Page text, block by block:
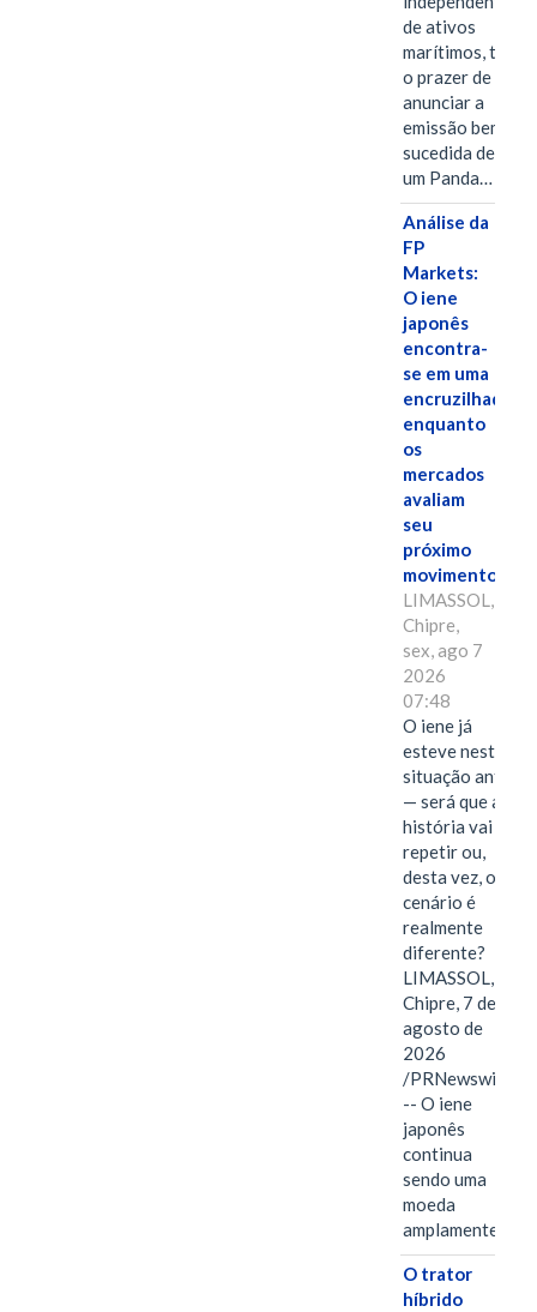
de ativos
marítimos, tem
o prazer de
anunciar a
emissão bem-
sucedida de
um Panda…
Análise da
FP
Markets:
O iene
japonês
encontra-
se em uma
encruzilhada
enquanto
os
mercados
avaliam
seu
próximo
movimento.
LIMASSOL,
Chipre,
sex, ago 7
2026
07:48
O iene já
esteve nesta
situação antes
— será que a
história vai se
repetir ou,
desta vez, o
cenário é
realmente
diferente?
LIMASSOL,
Chipre, 7 de
agosto de
2026
/PRNewswire/
-- O iene
japonês
continua
sendo uma
moeda
amplamente…
O trator
híbrido